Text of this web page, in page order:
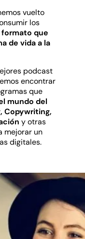
vuelto
los
que
de vida a la
podcast
encontrar
que
mundo del
, Copywriting,
y otras
mejorar un
digitales.